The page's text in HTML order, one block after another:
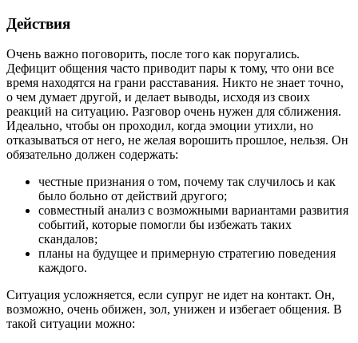
Действия
Очень важно поговорить, после того как поругались.
Дефицит общения часто приводит пары к тому, что они все
время находятся на грани расставания. Никто не знает точно,
о чем думает другой, и делает выводы, исходя из своих
реакций на ситуацию. Разговор очень нужен для сближения.
Идеально, чтобы он проходил, когда эмоции утихли, но
отказываться от него, не желая ворошить прошлое, нельзя. Он
обязательно должен содержать:
честные признания о том, почему так случилось и как
было больно от действий другого;
совместный анализ с возможными вариантами развития
событий, которые помогли бы избежать таких
скандалов;
планы на будущее и примерную стратегию поведения
каждого.
Ситуация усложняется, если супруг не идет на контакт. Он,
возможно, очень обижен, зол, унижен и избегает общения. В
такой ситуации можно: